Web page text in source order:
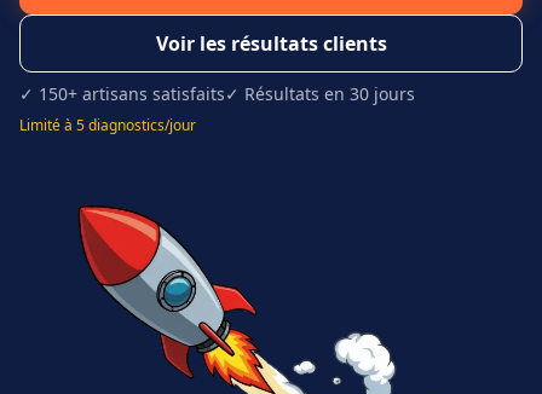
Voir les résultats clients
✓ 150+ artisans satisfaits✓ Résultats en 30 jours
Limité à 5 diagnostics/jour